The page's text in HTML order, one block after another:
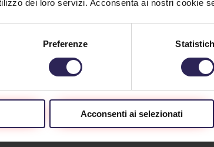
dei loro servizi. Acconsenta ai nostri cookie
Preferenze
Acconsenti ai selezionati
(...)
sventato un